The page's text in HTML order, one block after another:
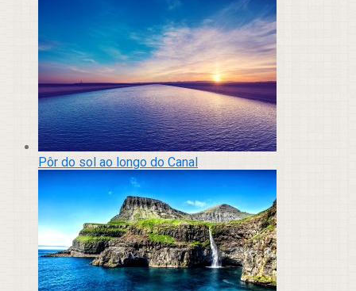
Pôr do sol ao longo do Canal